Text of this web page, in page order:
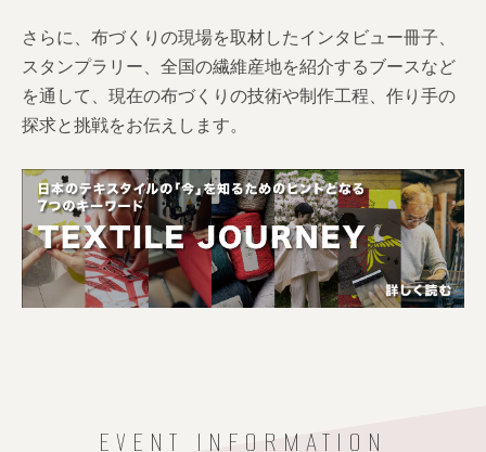
さらに、布づくりの現場を取材したインタビュー冊子、
スタンプラリー、全国の繊維産地を紹介するブースなど
を通して、現在の布づくりの技術や制作工程、作り手の
探求と挑戦をお伝えします。
EVENT INFORMATION